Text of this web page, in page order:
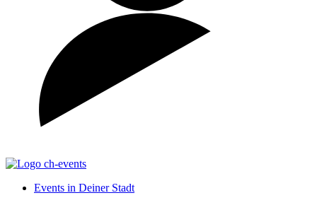
Events in Deiner Stadt